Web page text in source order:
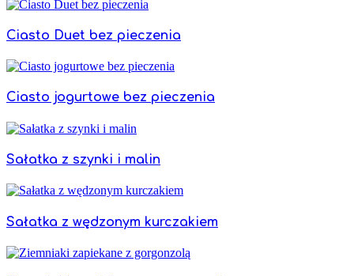
Ciasto Duet bez pieczenia
Ciasto jogurtowe bez pieczenia
Sałatka z szynki i malin
Sałatka z wędzonym kurczakiem